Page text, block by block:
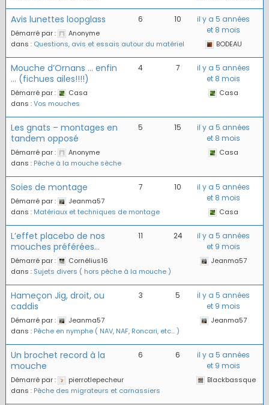
Avis lunettes loopglass
Démarré par :
Anonyme
dans : Questions, avis et essais autour du matériel
6 10
il y a 5 années
et 8 mois
BODEAU
Mouche d’Ornans … enfin
… (fichues ailes!!!!)
Démarré par :
Casa
dans :Vos mouches
4 7
il y a 5 années
et 8 mois
Casa
Les gnats – montages en
tandem opposé
Démarré par :
Anonyme
dans : Pêche à la mouche sèche
5 15
il y a 5 années
et 8 mois
Casa
Soies de montage
Démarré par :
Jeanma57
dans : Matériaux et techniques de montage
7 10
il y a 5 années
et 8 mois
Casa
L’effet placebo de nos
mouches préférées…
Démarré par :
Cornélius16
dans : Sujets divers ( hors pêche à la mouche )
11 24
il y a 5 années
et 9 mois
Jeanma57
Hameçon Jig, droit, ou
caddis
Démarré par :
Jeanma57
dans : Pêche en nymphe ( NAV, NAF, Roncari, etc… )
3 5
il y a 5 années
et 9 mois
Jeanma57
Un brochet record à la
mouche
Démarré par :
pierrotlepecheur
dans : Pêche des migrateurs et carnassiers
6 6
il y a 5 années
et 9 mois
Blackbassque